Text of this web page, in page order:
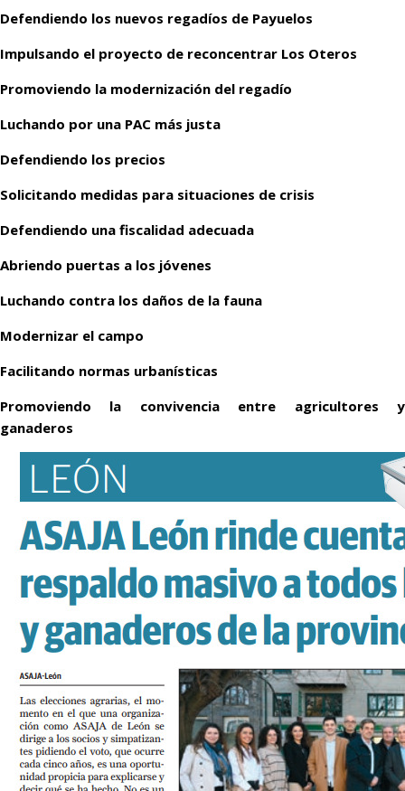
Defendiendo los nuevos regadíos de Payuelos
Impulsando el proyecto de reconcentrar Los Oteros
Promoviendo la modernización del regadío
Luchando por una PAC más justa
Defendiendo los precios
Solicitando medidas para situaciones de crisis
Defendiendo una fiscalidad adecuada
Abriendo puertas a los jóvenes
Luchando contra los daños de la fauna
Modernizar el campo
Facilitando normas urbanísticas
Promoviendo la convivencia entre agricultores y
ganaderos